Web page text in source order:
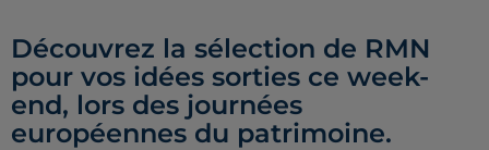
Découvrez la sélection de RMN
pour vos idées sorties ce week-
end, lors des journées
européennes du patrimoine.